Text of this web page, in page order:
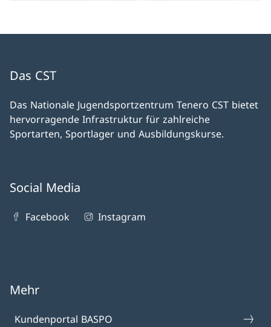
Das CST
Das Nationale Jugendsportzentrum Tenero CST bietet
hervorragende Infrastruktur für zahlreiche
Sportarten, Sportlager und Ausbildungskurse.
Social Media
Facebook Instagram
Mehr
Kundenportal BASPO